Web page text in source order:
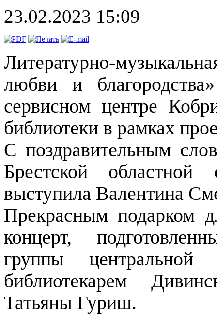
23.02.2023 15:09
Литературно-
любви и
сервисном центре
библиотеки в рамках
С поздравительным
Брестской
выступила Валентина
Прекрасным подарком
концерт,
группы
библиотекарем
Татьяны Гуриш.